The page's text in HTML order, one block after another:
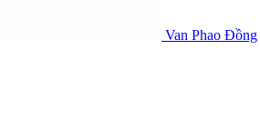
Van Phao Đồng